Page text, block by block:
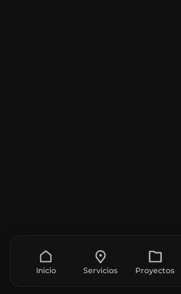
Inicio Servicios Proyectos